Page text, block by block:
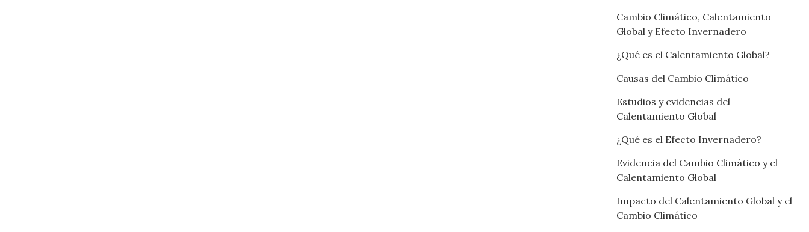
Cambio Climático, Calentamiento
Global y Efecto Invernadero
¿Qué es el Calentamiento Global?
Causas del Cambio Climático
Estudios y evidencias del
Calentamiento Global
¿Qué es el Efecto Invernadero?
Evidencia del Cambio Climático y el
Calentamiento Global
Impacto del Calentamiento Global y el
Cambio Climático